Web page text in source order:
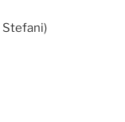
Stefani)